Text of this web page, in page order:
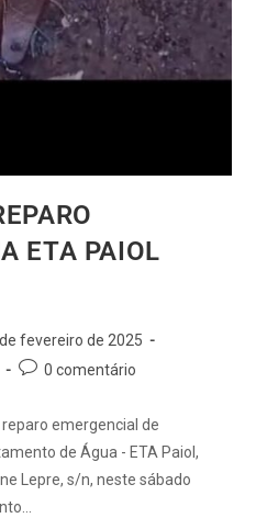
ETA PAIOL
fevereiro de 2025
0 comentário
emergencial de
de Água - ETA Paiol,
Lepre, s/n, neste sábado